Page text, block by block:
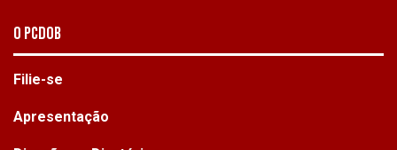
O PCdoB
Filie-se
Apresentação